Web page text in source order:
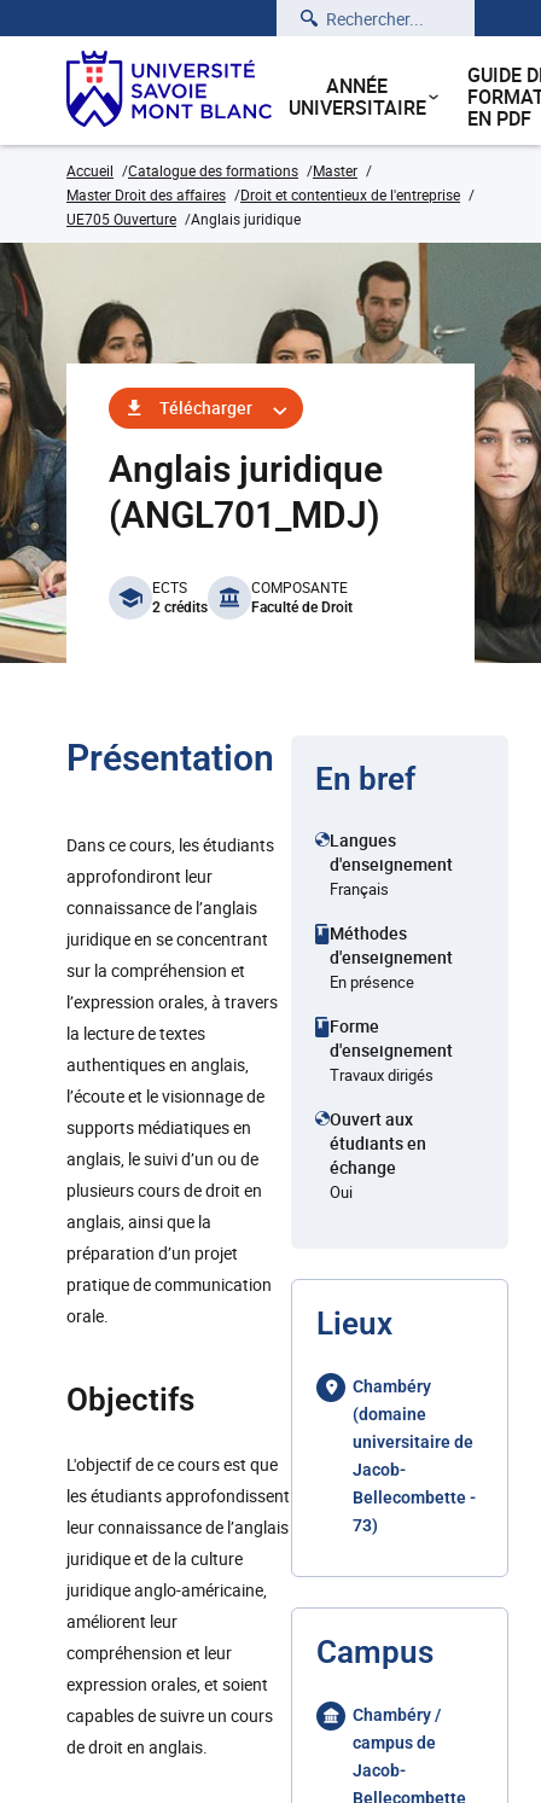
Rechercher
ANNÉE
UNIVERSITAIRE
GUIDE
EN PDF
Accueil Catalogue des formations
Master
Master Droit des affaires
Droit et contentieux de l'entreprise
UE705 Ouverture
Anglais juridique
Télécharger
Anglais juridique
(ANGL701_MDJ)
benefits
ECTS
2 crédits
COMPOSANTE
Faculté de Droit
Présentation
Dans ce cours, les étudiants
approfondiront leur
connaissance de l’anglais
juridique en se concentrant
sur la compréhension et
l’expression orales, à travers
la lecture de textes
authentiques en anglais,
l’écoute et le visionnage de
supports médiatiques en
anglais, le suivi d’un ou de
plusieurs cours de droit en
anglais, ainsi que la
préparation d’un projet
pratique de communication
orale.
Objectifs
L'objectif de ce cours est que
les étudiants approfondissent
leur connaissance de l’anglais
juridique et de la culture
juridique anglo-américaine,
améliorent leur
compréhension et leur
expression orales, et soient
capables de suivre un cours
de droit en anglais.
En bref
Langues
d'enseignement
Français
Méthodes
d'enseignement
En présence
Forme
d'enseignement
Travaux dirigés
Ouvert aux
étudiants en
échange
Oui
Lieux
Chambéry
(domaine
universitaire de
Jacob-
Bellecombette -
73)
Campus
Chambéry /
campus de
Jacob-
Bellecombette